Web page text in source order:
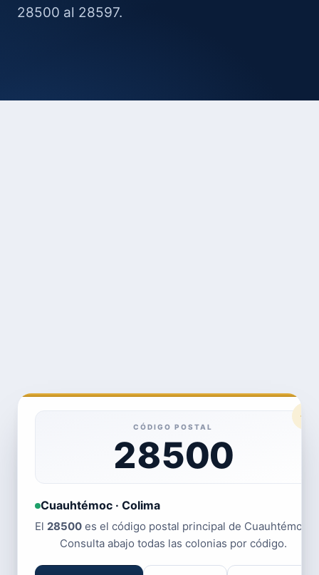
28500 al 28597.
CÓDIGO POSTAL
28500
Cuauhtémoc · Colima
El 28500 es el código postal principal de Cuauhtémoc.
Consulta abajo todas las colonias por código.